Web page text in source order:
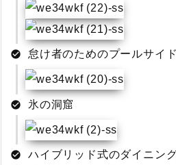
怠け者のためのプールサイド
氷の洞窟
ハイブリッド式のダイニン